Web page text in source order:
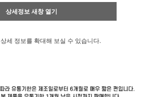
상세정보 새창 열기
상세 정보를 확대해 보실 수 있습니다.